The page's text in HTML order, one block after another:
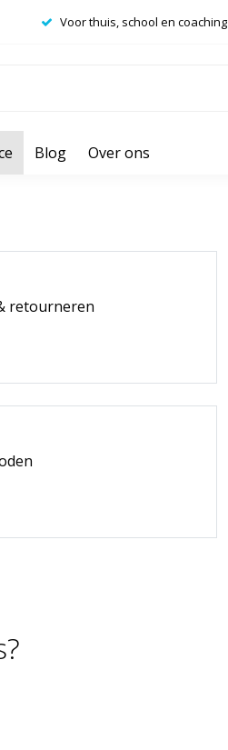
Voor thuis, school en coaching
Blog Over ons
retourneren